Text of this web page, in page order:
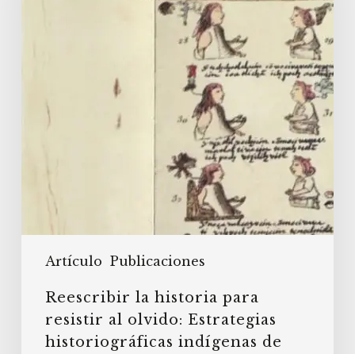
Artículo Publicaciones
historiográficas
indígenas
acolhua
hacia
el
siglo
Reescribir la historia para
resistir al olvido: Estrategias
historiográficas indígenas de